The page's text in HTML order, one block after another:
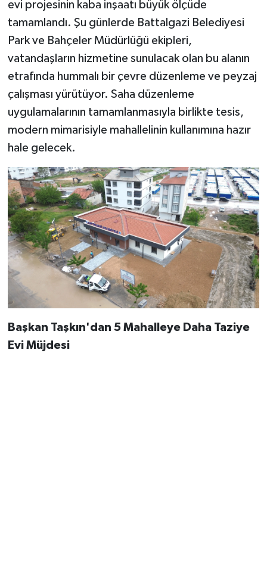
evi projesinin kaba inşaatı büyük ölçüde
tamamlandı. Şu günlerde Battalgazi Belediyesi
Park ve Bahçeler Müdürlüğü ekipleri,
vatandaşların hizmetine sunulacak olan bu alanın
etrafında hummalı bir çevre düzenleme ve peyzaj
çalışması yürütüyor. Saha düzenleme
uygulamalarının tamamlanmasıyla birlikte tesis,
modern mimarisiyle mahallelinin kullanımına hazır
hale gelecek.
Başkan Taşkın'dan 5 Mahalleye Daha Taziye
Evi Müjdesi